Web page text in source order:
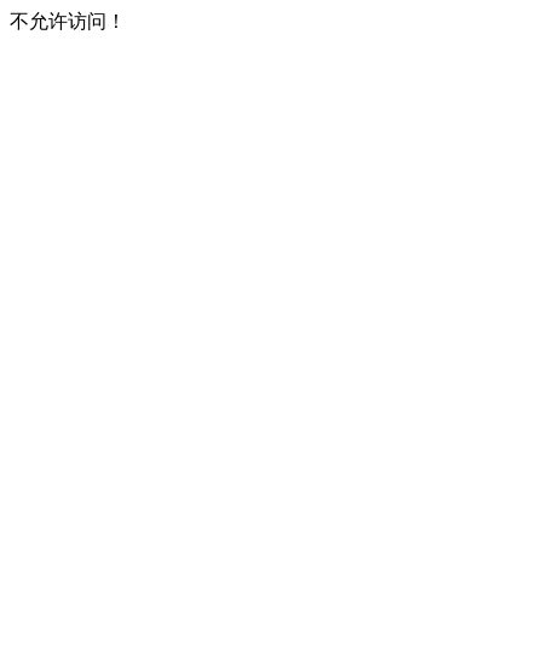
不允许访问！